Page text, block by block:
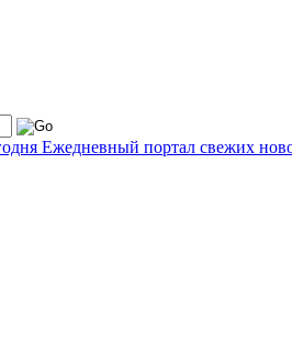
Ежедневный портал свежих